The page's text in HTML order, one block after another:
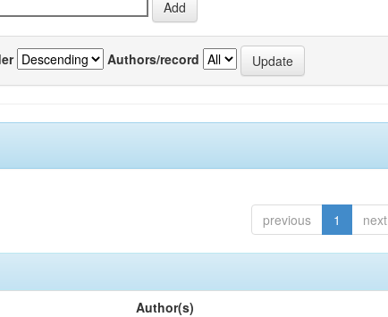
Authors/record
previous 1 next
Author(s)